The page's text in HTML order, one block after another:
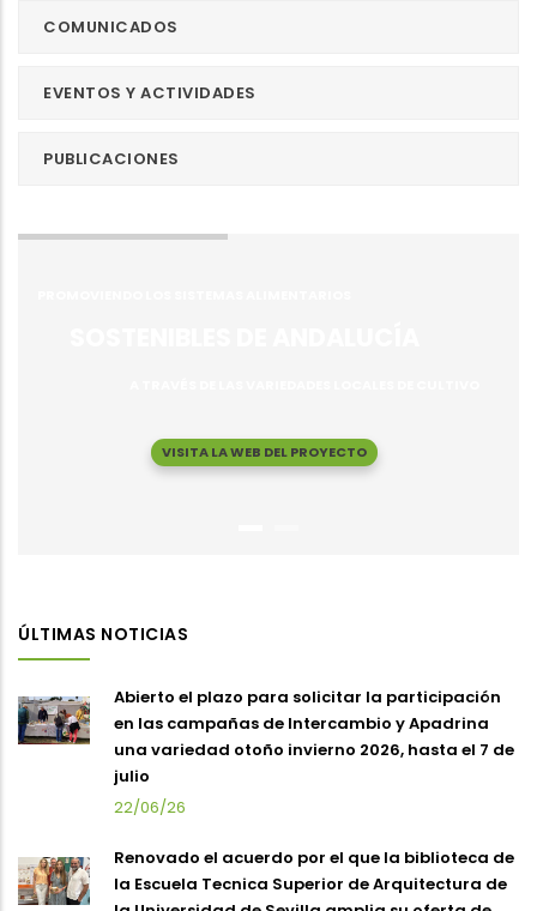
COMUNICADOS
EVENTOS Y ACTIVIDADES
PUBLICACIONES
VISITA LA WEB DEL PROYECTO
ÚLTIMAS NOTICIAS
Abierto el plazo para solicitar la participación
en las campañas de Intercambio y Apadrina
una variedad otoño invierno 2026, hasta el 7 de
julio
22/06/26
Renovado el acuerdo por el que la biblioteca de
la Escuela Tecnica Superior de Arquitectura de